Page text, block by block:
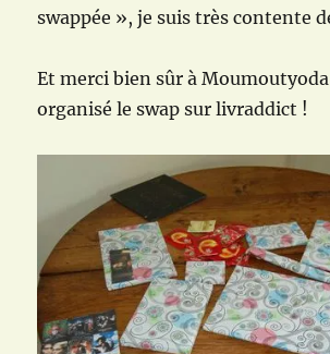
swappée », je suis très contente
Et merci bien sûr à
organisé le swap sur livraddict !